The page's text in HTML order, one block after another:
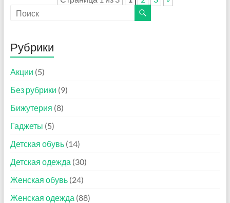
Рубрики
Акции (5)
Без рубрики (9)
Бижутерия (8)
Гаджеты (5)
Детская обувь(14)
Детская одежда (30)
Женская обувь(24)
Женская одежда (88)